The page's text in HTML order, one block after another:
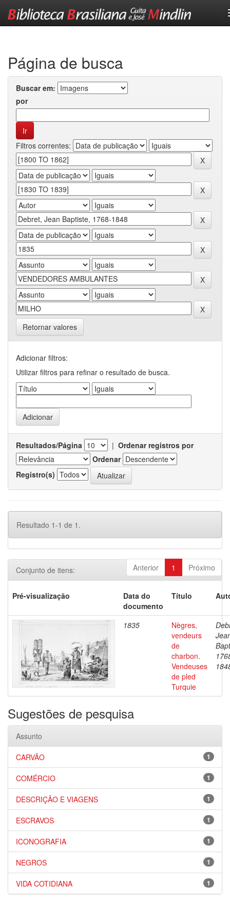
Página de busca
Buscar em:
por
Filtros correntes:
Retornar valores
Adicionar filtros:
Utilizar filtros para refinar o resultado de busca.
Resultados/Página | Ordenar registros por
Ordenar
Registro(s)
Resultado 1-1 de 1.
Anterior 1 Próximo
Conjunto de itens:
Pré-visualização
Data do
documento
Título
1835
Nègres,
vendeurs
de
charbon.
Vendeuses
de pled
Turquie
Sugestões de pesquisa
Assunto
1
CARVÃO
1
COMÉRCIO
1
DESCRIÇÃO E VIAGENS
1
ESCRAVOS
1
ICONOGRAFIA
1
NEGROS
1
VIDA COTIDIANA